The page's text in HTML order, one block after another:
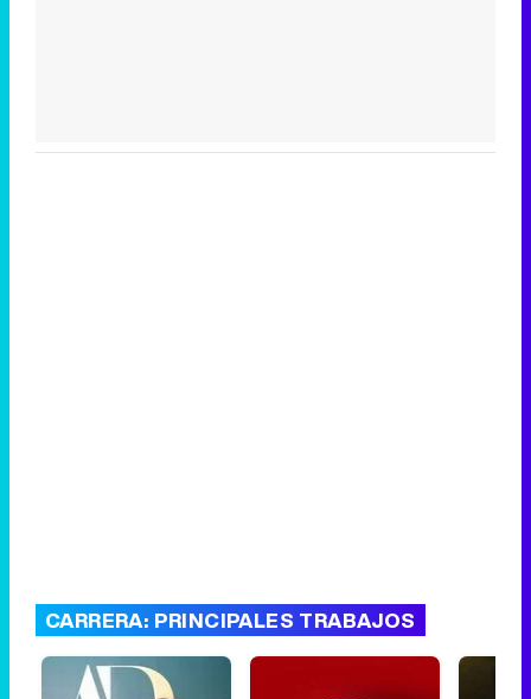
CARRERA: PRINCIPALES TRABAJOS